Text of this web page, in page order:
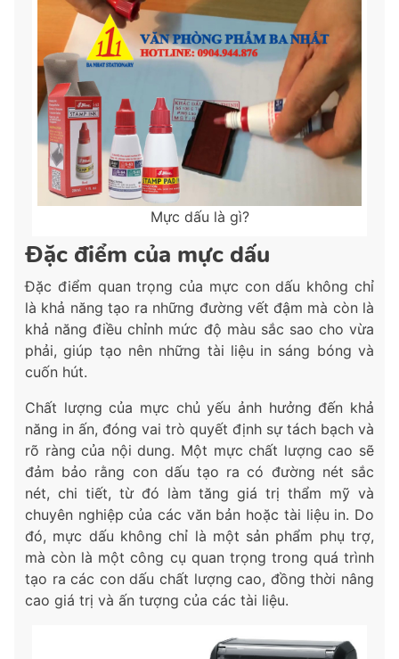
Mực dấu là gì?
Đặc điểm của mực dấu
Đặc điểm quan trọng của mực con dấu không chỉ
là khả năng tạo ra những đường vết đậm mà còn là
khả năng điều chỉnh mức độ màu sắc sao cho vừa
phải, giúp tạo nên những tài liệu in sáng bóng và
cuốn hút.
Chất lượng của mực chủ yếu ảnh hưởng đến khả
năng in ấn, đóng vai trò quyết định sự tách bạch và
rõ ràng của nội dung. Một mực chất lượng cao sẽ
đảm bảo rằng con dấu tạo ra có đường nét sắc
nét, chi tiết, từ đó làm tăng giá trị thẩm mỹ và
chuyên nghiệp của các văn bản hoặc tài liệu in. Do
đó, mực dấu không chỉ là một sản phẩm phụ trợ,
mà còn là một công cụ quan trọng trong quá trình
tạo ra các con dấu chất lượng cao, đồng thời nâng
cao giá trị và ấn tượng của các tài liệu.